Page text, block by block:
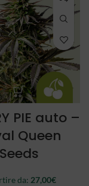
PIE auto –
Queen
Seeds
da: 27,00€